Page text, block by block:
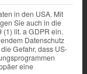
in den USA. Mit
Sie auch in die
(1) lit. a GDPR ein.
Datenschutz
Gefahr, dass US-
eine